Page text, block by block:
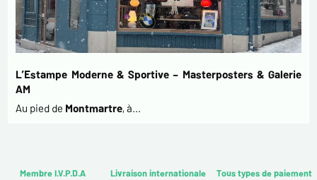
L’Estampe Moderne & Sportive – Masterposters & Galerie
AM
Au pied de Montmartre, à…
Membre I.V.P.D.A Livraison internationale Tous types de paiement